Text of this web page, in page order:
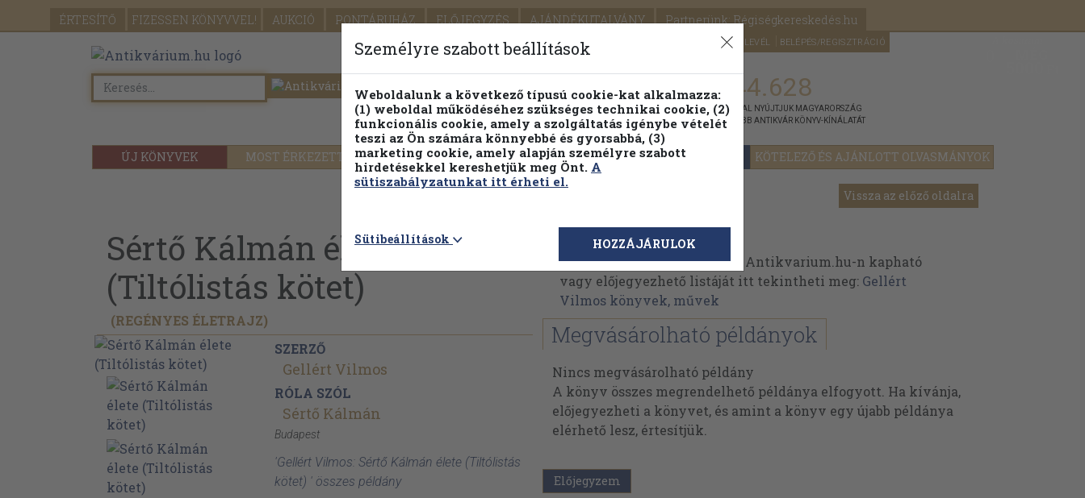
ÉRTESÍTŐ FIZESSEN KÖNYVVEL! AUKCIÓ PONTÁRUHÁZ ELŐJEGYZÉS AJÁNDÉKUTALVÁNY Partnerünk: Régiségkereskedés.hu
SEGÍTSÉG HÍRLEVÉL BELÉPÉS/REGISZTRÁCIÓ
ÚJ KÖNYVEK MOST ÉRKEZETT PILLANATNYI ÁRAINK FENNTARTHATÓ OLVASMÁNYOK KÖTELEZŐ ÉS AJÁNLOTT OLVASMÁNYOK
Részletes kereső Témaköri fa 1.144.628
KIADVÁNNYAL NYÚJTJUK MAGYARORSZÁG
LEGNAGYOBB ANTIKVÁR KÖNYV-KÍNÁLATÁT
Vissza az előző oldalra
Sértő Kálmán élete
(Tiltólistás kötet)
(REGÉNYES ÉLETRAJZ)
SZERZŐ
Gellért Vilmos
RÓLA SZÓL
Sértő Kálmán
Budapest
'Gellért Vilmos: Sértő Kálmán élete (Tiltólistás
kötet) ' összes példány
Gellért Vilmos
Gellért Vilmos műveinek az Antikvarium.hu-n kapható
vagy előjegyezhető listáját itt tekintheti meg: Gellért
Vilmos könyvek, művek
Megvásárolható példányok
Nincs megvásárolható példány
A könyv összes megrendelhető példánya elfogyott. Ha kívánja,
előjegyezheti a könyvet, és amint a könyv egy újabb példánya
elérhető lesz, értesítjük.
Előjegyzem
Személyre szabott beállítások
Weboldalunk a következő típusú cookie-kat alkalmazza:
(1) weboldal működéséhez szükséges technikai cookie, (2)
funkcionális cookie, amely a szolgáltatás igénybe vételét
teszi az Ön számára könnyebbé és gyorsabbá, (3)
marketing cookie, amely alapján személyre szabott
hirdetésekkel kereshetjük meg Önt. A
sütiszabályzatunkat itt érheti el.
Sütibeállítások HOZZÁJÁRULOK